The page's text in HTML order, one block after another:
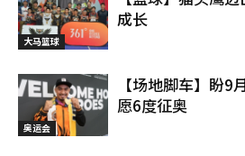
大马篮球
成长
奥运会
【场地脚车】盼9
愿6度征奥